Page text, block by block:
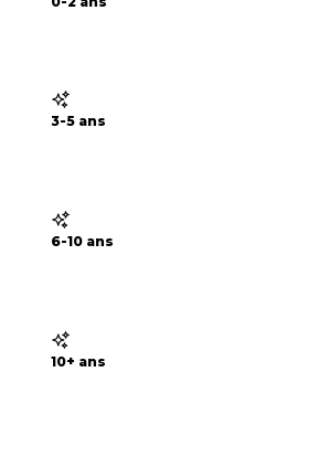
3-5 ans
6-10 ans
10+ ans